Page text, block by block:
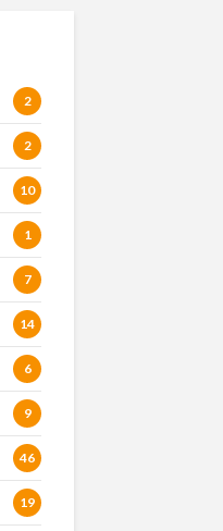
2
2
10
1
7
14
6
9
46
19